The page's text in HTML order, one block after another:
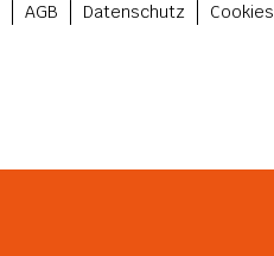
AGB Datenschutz Cookies